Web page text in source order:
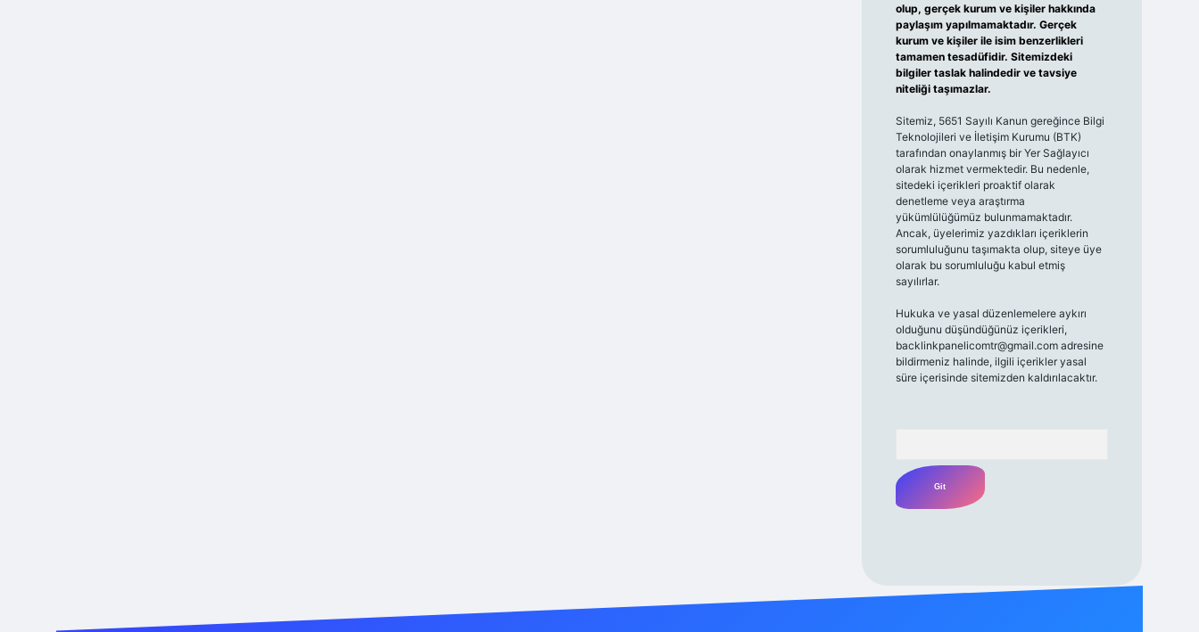
olup, gerçek kurum ve kişiler hakkında
paylaşım yapılmamaktadır. Gerçek
kurum ve kişiler ile isim benzerlikleri
tamamen tesadüfidir. Sitemizdeki
bilgiler taslak halindedir ve tavsiye
niteliği taşımazlar.
Sitemiz, 5651 Sayılı Kanun gereğince Bilgi
Teknolojileri ve İletişim Kurumu (BTK)
tarafından onaylanmış bir Yer Sağlayıcı
olarak hizmet vermektedir. Bu nedenle,
sitedeki içerikleri proaktif olarak
denetleme veya araştırma
yükümlülüğümüz bulunmamaktadır.
Ancak, üyelerimiz yazdıkları içeriklerin
sorumluluğunu taşımakta olup, siteye üye
olarak bu sorumluluğu kabul etmiş
sayılırlar.
Hukuka ve yasal düzenlemelere aykırı
olduğunu düşündüğünüz içerikleri,
backlinkpanelicomtr@gmail.comadresine
bildirmeniz halinde, ilgili içerikler yasal
süre içerisinde sitemizden kaldırılacaktır.